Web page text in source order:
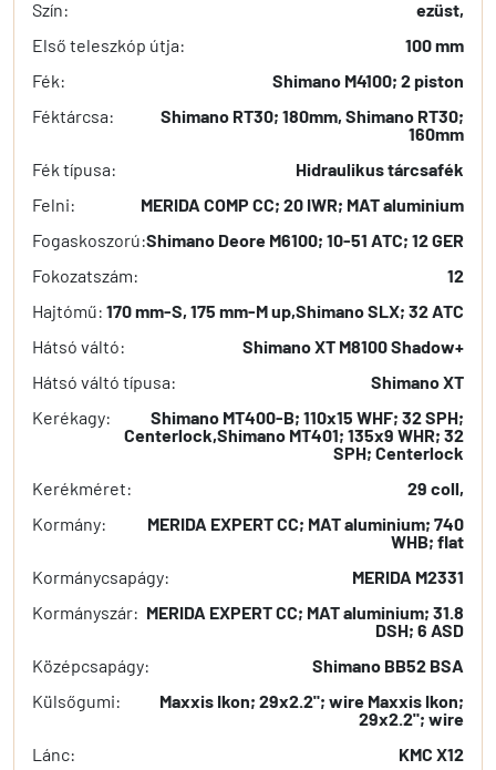
Szín:
ezüst,
Első teleszkóp útja:
100 mm
Fék:
Shimano M4100; 2 piston
Féktárcsa:
Shimano RT30; 180mm, Shimano RT30;
160mm
Fék típusa:
Hidraulikus tárcsafék
Felni:
MERIDA COMP CC; 20 IWR; MAT aluminium
Fogaskoszorú:Shimano Deore M6100; 10-51 ATC; 12 GER
Fokozatszám:
12
Hajtómű: 170 mm-S, 175 mm-M up,Shimano SLX; 32 ATC
Hátsó váltó:
Shimano XT M8100 Shadow+
Hátsó váltó típusa:
Shimano XT
Kerékagy:
Shimano MT400-B; 110x15 WHF; 32 SPH;
Centerlock,Shimano MT401; 135x9 WHR; 32
SPH; Centerlock
Kerékméret:
29 coll,
Kormány:
MERIDA EXPERT CC; MAT aluminium; 740
WHB; flat
Kormánycsapágy:
MERIDA M2331
Kormányszár: MERIDA EXPERT CC; MAT aluminium; 31.8
DSH; 6 ASD
Középcsapágy:
Shimano BB52 BSA
Külsőgumi:
Maxxis Ikon; 29x2.2"; wire Maxxis Ikon;
29x2.2"; wire
Lánc:
KMC X12